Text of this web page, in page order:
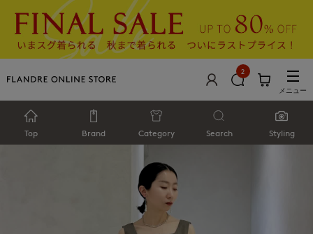
2
メニュー
Top Brand Category Search Styling